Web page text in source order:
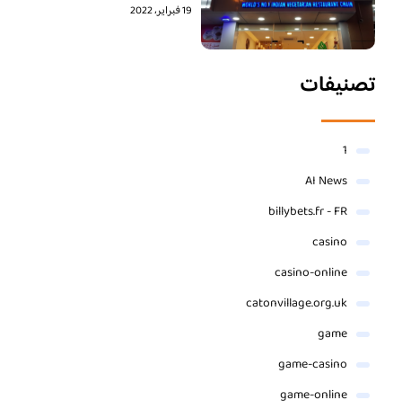
19 فبراير، 2022
تصنيفات
1
AI News
billybets.fr - FR
casino
casino-online
catonvillage.org.uk
game
game-casino
game-online